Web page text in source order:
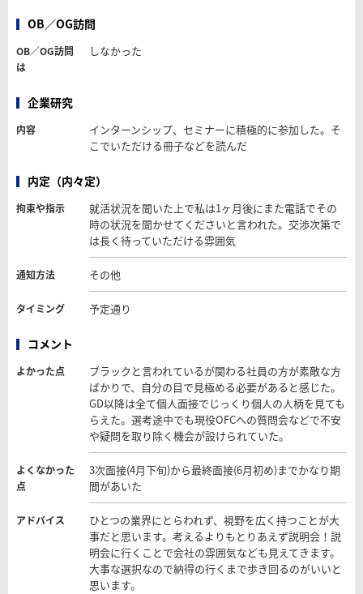
OB／OG訪問
OB／OG訪問
は
しなかった
企業研究
内容
インターンシップ、セミナーに積極的に参加した。そ
こでいただける冊子などを読んだ
内定（内々定）
拘束や指示
就活状況を聞いた上で私は1ヶ月後にまた電話でその
時の状況を聞かせてくださいと言われた。交渉次第で
は長く待っていただける雰囲気
通知方法 その他
タイミング 予定通り
コメント
よかった点
ブラックと言われているが関わる社員の方が素敵な方
ばかりで、自分の目で見極める必要があると感じた。
GD以降は全て個人面接でじっくり個人の人柄を見ても
らえた。選考途中でも現役OFCへの質問会などで不安
や疑問を取り除く機会が設けられていた。
よくなかった
点
3次面接(4月下旬)から最終面接(6月初め)までかなり期
間があいた
アドバイス
ひとつの業界にとらわれず、視野を広く持つことが大
事だと思います。考えるよりもとりあえず説明会！説
明会に行くことで会社の雰囲気なども見えてきます。
大事な選択なので納得の行くまで歩き回るのがいいと
思います。